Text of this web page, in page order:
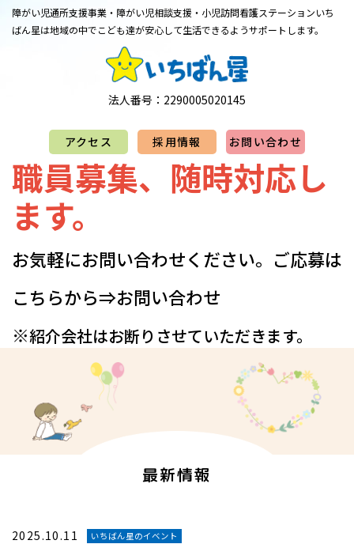
障がい児通所支援事業・障がい児相談支援・小児訪問看護ステーション​​​​​​​いち
ばん星は地域の中でこども達が安心して生活できるようサポートします。
法人番号：2290005020145
アクセス 採用情報 お問い合わせ
職員募集、随時対応し
ます。
お気軽にお問い合わせください。​​​​​​​​​ご応募は
こちらから⇒お問い合わせ
※紹介会社はお断りさせていただきます。
最新情報
2025.10.11 いちばん星のイベント